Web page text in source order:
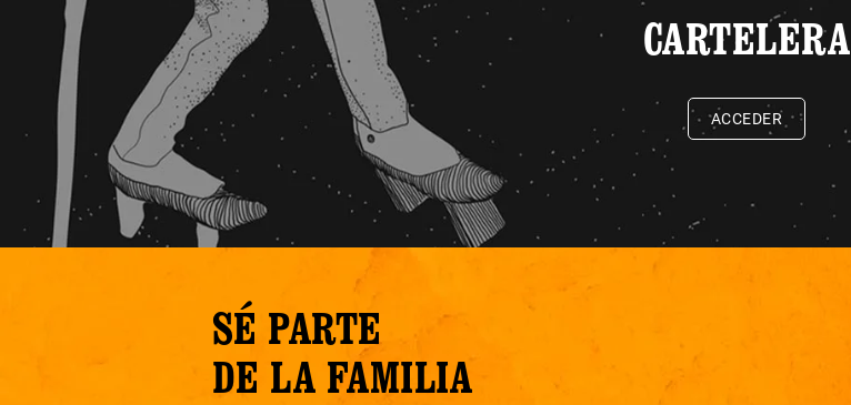
CARTELERA
ACCEDER
SÉ PARTE
DE LA FAMILIA